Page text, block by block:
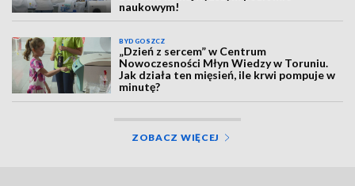
naukowym!
BYDGOSZCZ
„Dzień z sercem” w Centrum
Nowoczesności Młyn Wiedzy w Toruniu.
Jak działa ten mięsień, ile krwi pompuje w
minutę?
ZOBACZ WIĘCEJ